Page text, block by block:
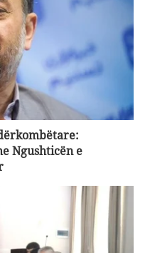
Ngushticën e